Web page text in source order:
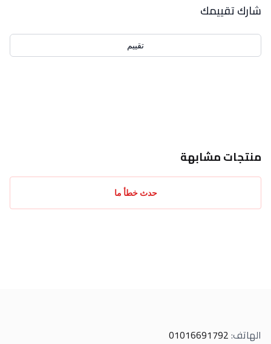
شارك تقييمك
تقييم
منتجات مشابهة
حدث خطأ ما
الهاتف:
01016691792